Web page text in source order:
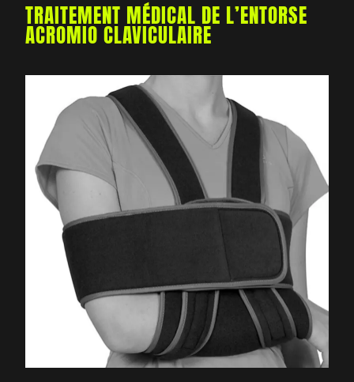
TRAITEMENT MÉDICAL DE L’ENTORSE
ACROMIO CLAVICULAIRE